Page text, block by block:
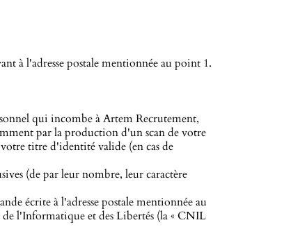
à l'adresse postale mentionnée au point 1.
qui incombe à Artem Recrutement,
par la production d'un scan de votre
titre d'identité valide (en cas de
(de par leur nombre, leur caractère
écrite à l'adresse postale mentionnée au
l'Informatique et des Libertés (la « CNIL